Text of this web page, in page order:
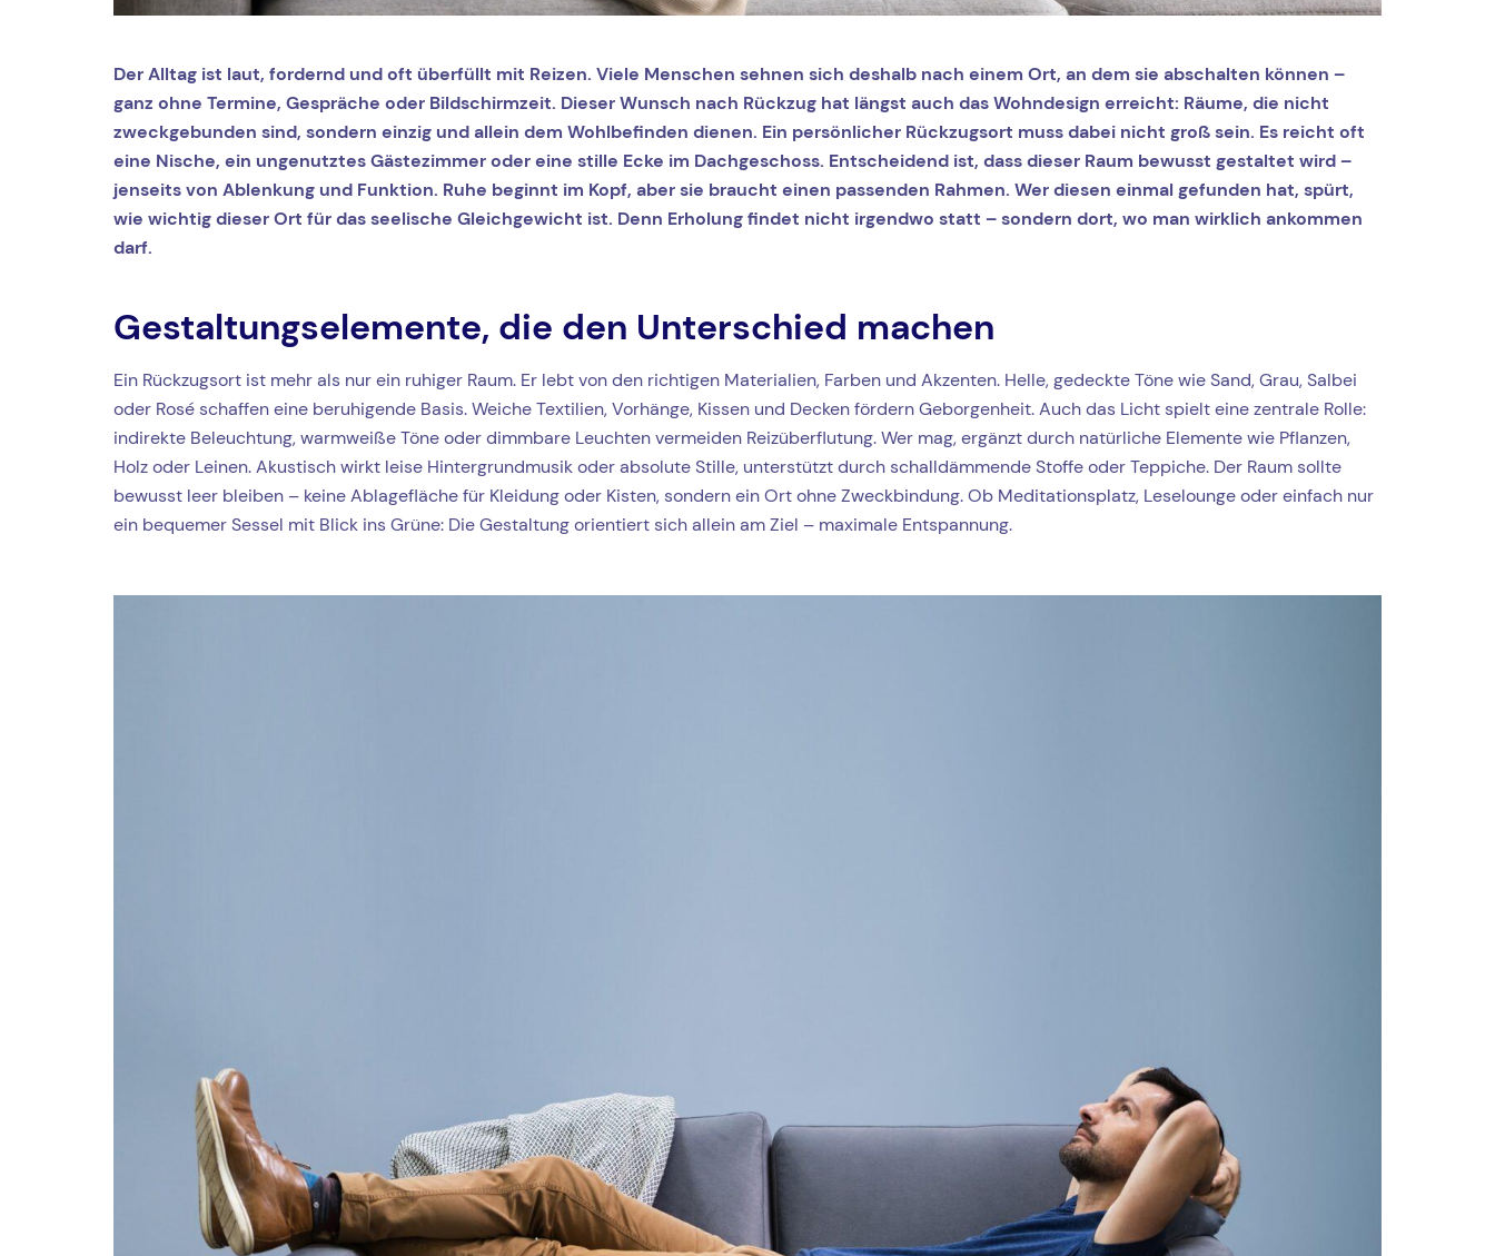
Der Alltag ist laut, fordernd und oft überfüllt mit Reizen. Viele Menschen sehnen sich deshalb nach einem Ort, an dem sie abschalten können –
ganz ohne Termine, Gespräche oder Bildschirmzeit. Dieser Wunsch nach Rückzug hat längst auch das Wohndesign erreicht: Räume, die nicht
zweckgebunden sind, sondern einzig und allein dem Wohlbefinden dienen. Ein persönlicher Rückzugsort muss dabei nicht groß sein. Es reicht oft
eine Nische, ein ungenutztes Gästezimmer oder eine stille Ecke im Dachgeschoss. Entscheidend ist, dass dieser Raum bewusst gestaltet wird –
jenseits von Ablenkung und Funktion. Ruhe beginnt im Kopf, aber sie braucht einen passenden Rahmen. Wer diesen einmal gefunden hat, spürt,
wie wichtig dieser Ort für das seelische Gleichgewicht ist. Denn Erholung findet nicht irgendwo statt – sondern dort, wo man wirklich ankommen
darf.
Gestaltungselemente, die den Unterschied machen
Ein Rückzugsort ist mehr als nur ein ruhiger Raum. Er lebt von den richtigen Materialien, Farben und Akzenten. Helle, gedeckte Töne wie Sand, Grau, Salbei
oder Rosé schaffen eine beruhigende Basis. Weiche Textilien, Vorhänge, Kissen und Decken fördern Geborgenheit. Auch das Licht spielt eine zentrale Rolle:
indirekte Beleuchtung, warmweiße Töne oder dimmbare Leuchten vermeiden Reizüberflutung. Wer mag, ergänzt durch natürliche Elemente wie Pflanzen,
Holz oder Leinen. Akustisch wirkt leise Hintergrundmusik oder absolute Stille, unterstützt durch schalldämmende Stoffe oder Teppiche. Der Raum sollte
bewusst leer bleiben – keine Ablagefläche für Kleidung oder Kisten, sondern ein Ort ohne Zweckbindung. Ob Meditationsplatz, Leselounge oder einfach nur
ein bequemer Sessel mit Blick ins Grüne: Die Gestaltung orientiert sich allein am Ziel – maximale Entspannung.